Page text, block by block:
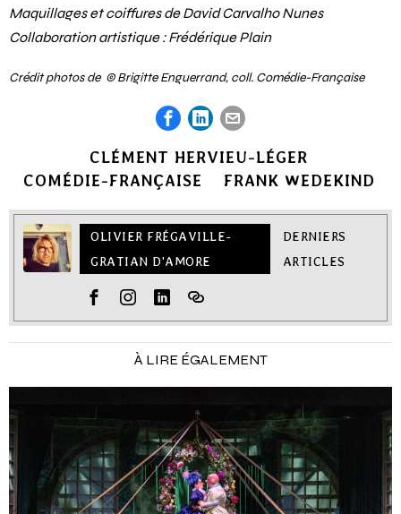
Maquillages et coiffures de David Carvalho Nunes
Collaboration artistique : Frédérique Plain
Crédit photos de © Brigitte Enguerrand, coll. Comédie-Française
CLÉMENT HERVIEU-LÉGER
COMÉDIE-FRANÇAISE
FRANK WEDEKIND
OLIVIER FRÉGAVILLE-
GRATIAN D'AMORE
DERNIERS
ARTICLES
À LIRE ÉGALEMENT